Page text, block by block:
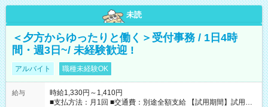
未読
＜夕方からゆったりと働く＞受付事務 / 1日4時
間・週3日~/ 未経験歓迎 !
アルバイト 職種未経験OK
給与
時給1,330円～1,410円
■支払方法：月1回 ■交通費：別途全額支給 【試用期間】試用期